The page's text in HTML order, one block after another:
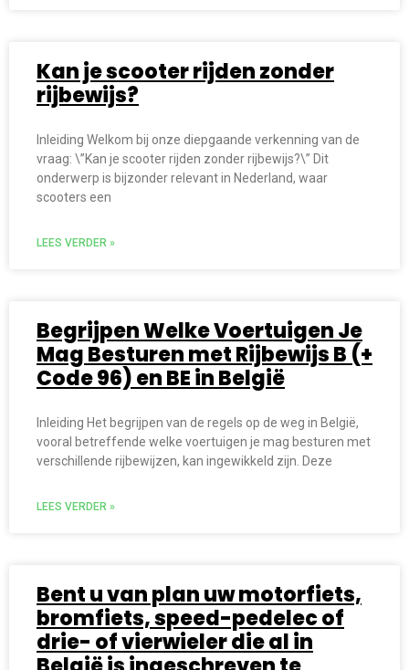
Kan je scooter rijden zonder
rijbewijs?
Inleiding Welkom bij onze diepgaande verkenning van de
vraag: \”Kan je scooter rijden zonder rijbewijs?\” Dit
onderwerp is bijzonder relevant in Nederland, waar
scooters een
LEES VERDER »
Begrijpen Welke Voertuigen Je
Mag Besturen met Rijbewijs B (+
Code 96) en BE in België
Inleiding Het begrijpen van de regels op de weg in België,
vooral betreffende welke voertuigen je mag besturen met
verschillende rijbewijzen, kan ingewikkeld zijn. Deze
LEES VERDER »
Bent u van plan uw motorfiets,
bromfiets, speed-pedelec of
drie- of vierwieler die al in